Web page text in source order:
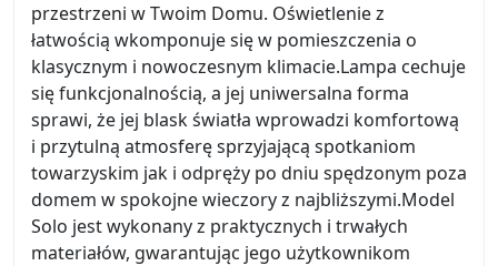
przestrzeni w Twoim Domu. Oświetlenie z
łatwością wkomponuje się w pomieszczenia o
klasycznym i nowoczesnym klimacie.Lampa cechuje
się funkcjonalnością, a jej uniwersalna forma
sprawi, że jej blask światła wprowadzi komfortową
i przytulną atmosferę sprzyjającą spotkaniom
towarzyskim jak i odpręży po dniu spędzonym poza
domem w spokojne wieczory z najbliższymi.Model
Solo jest wykonany z praktycznych i trwałych
materiałów, gwarantując jego użytkownikom